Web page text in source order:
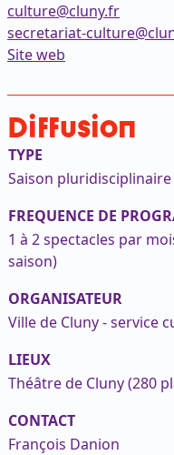
culture@cluny.fr
secretariat-
Site web
Diffusion
TYPE
Saison pluridisciplinaire
FREQUENCE DE
1 à 2 spectacles par
saison)
ORGANISATEUR
Ville de Cluny - service
LIEUX
Théâtre de Cluny (280
CONTACT
François Danion